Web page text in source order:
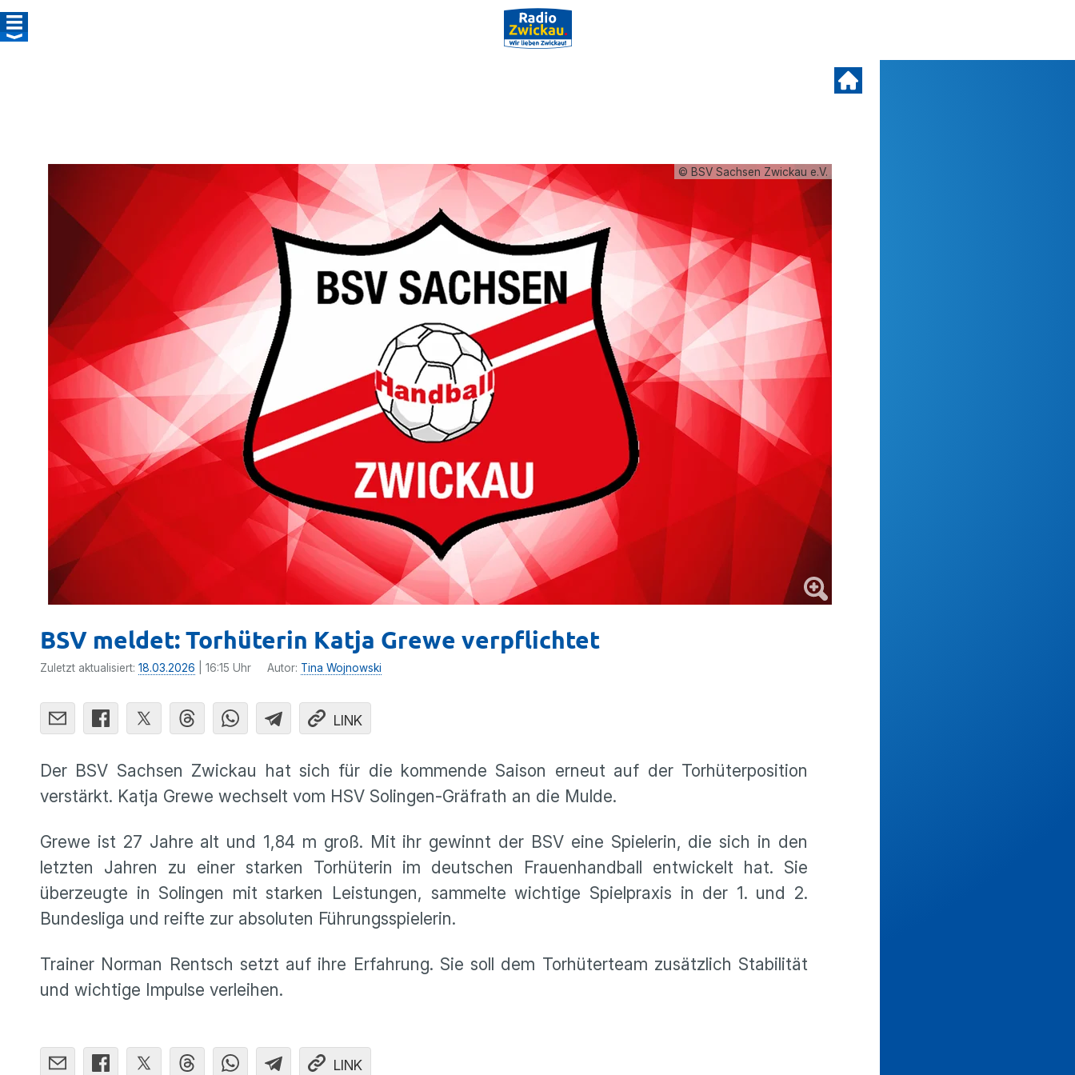
© BSV Sachsen Zwickau e.V.
BSV meldet: Torhüterin Katja Grewe verpflichtet
Zuletzt aktualisiert: 18.03.2026 | 16:15 Uhr Autor: Tina Wojnowski
LINK
Der BSV Sachsen Zwickau hat sich für die kommende Saison erneut auf der Torhüterposition
verstärkt. Katja Grewe wechselt vom HSV Solingen-Gräfrath an die Mulde.
Grewe ist 27 Jahre alt und 1,84 m groß. Mit ihr gewinnt der BSV eine Spielerin, die sich in den
letzten Jahren zu einer starken Torhüterin im deutschen Frauenhandball entwickelt hat. Sie
überzeugte in Solingen mit starken Leistungen, sammelte wichtige Spielpraxis in der 1. und 2.
Bundesliga und reifte zur absoluten Führungsspielerin.
Trainer Norman Rentsch setzt auf ihre Erfahrung. Sie soll dem Torhüterteam zusätzlich Stabilität
und wichtige Impulse verleihen.
LINK